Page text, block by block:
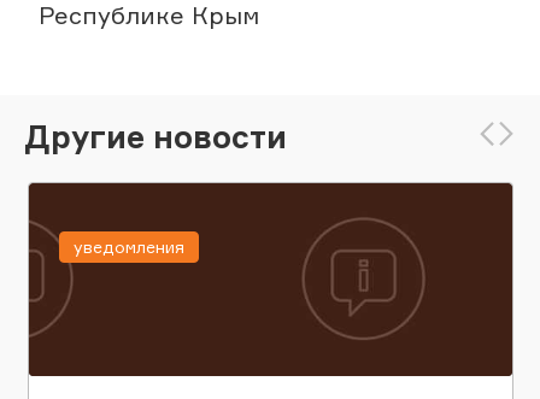
Республике Крым
Другие новости
уведомления